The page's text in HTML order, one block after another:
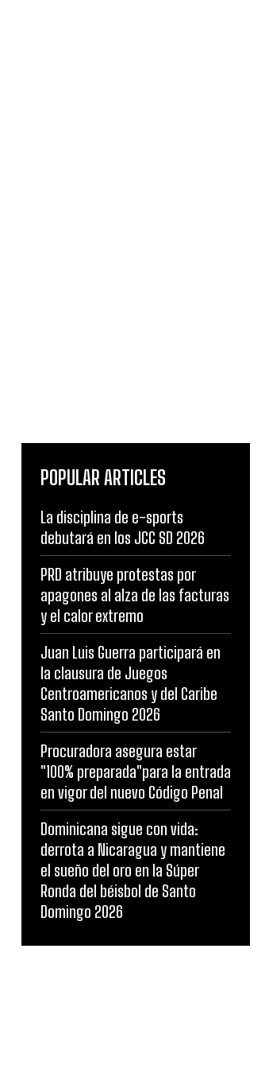
POPULAR ARTICLES
La disciplina de e-sports
debutará en los JCC SD 2026
PRD atribuye protestas por
apagones al alza de las facturas
y el calor extremo
Juan Luis Guerra participará en
la clausura de Juegos
Centroamericanos y del Caribe
Santo Domingo 2026
Procuradora asegura estar
"100% preparada"para la entrada
en vigor del nuevo Código Penal
Dominicana sigue con vida:
derrota a Nicaragua y mantiene
el sueño del oro en la Súper
Ronda del béisbol de Santo
Domingo 2026